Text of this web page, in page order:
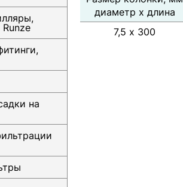
диаметр х длина
7,5 х 300
на